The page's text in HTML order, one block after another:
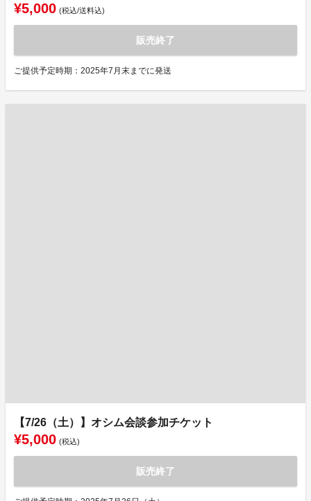
¥5,000 (税込/送料込)
販売終了
ご提供予定時期：2025年7月末までに発送
【7/26（土）】オシム会談参加チケット
¥5,000 (税込)
販売終了